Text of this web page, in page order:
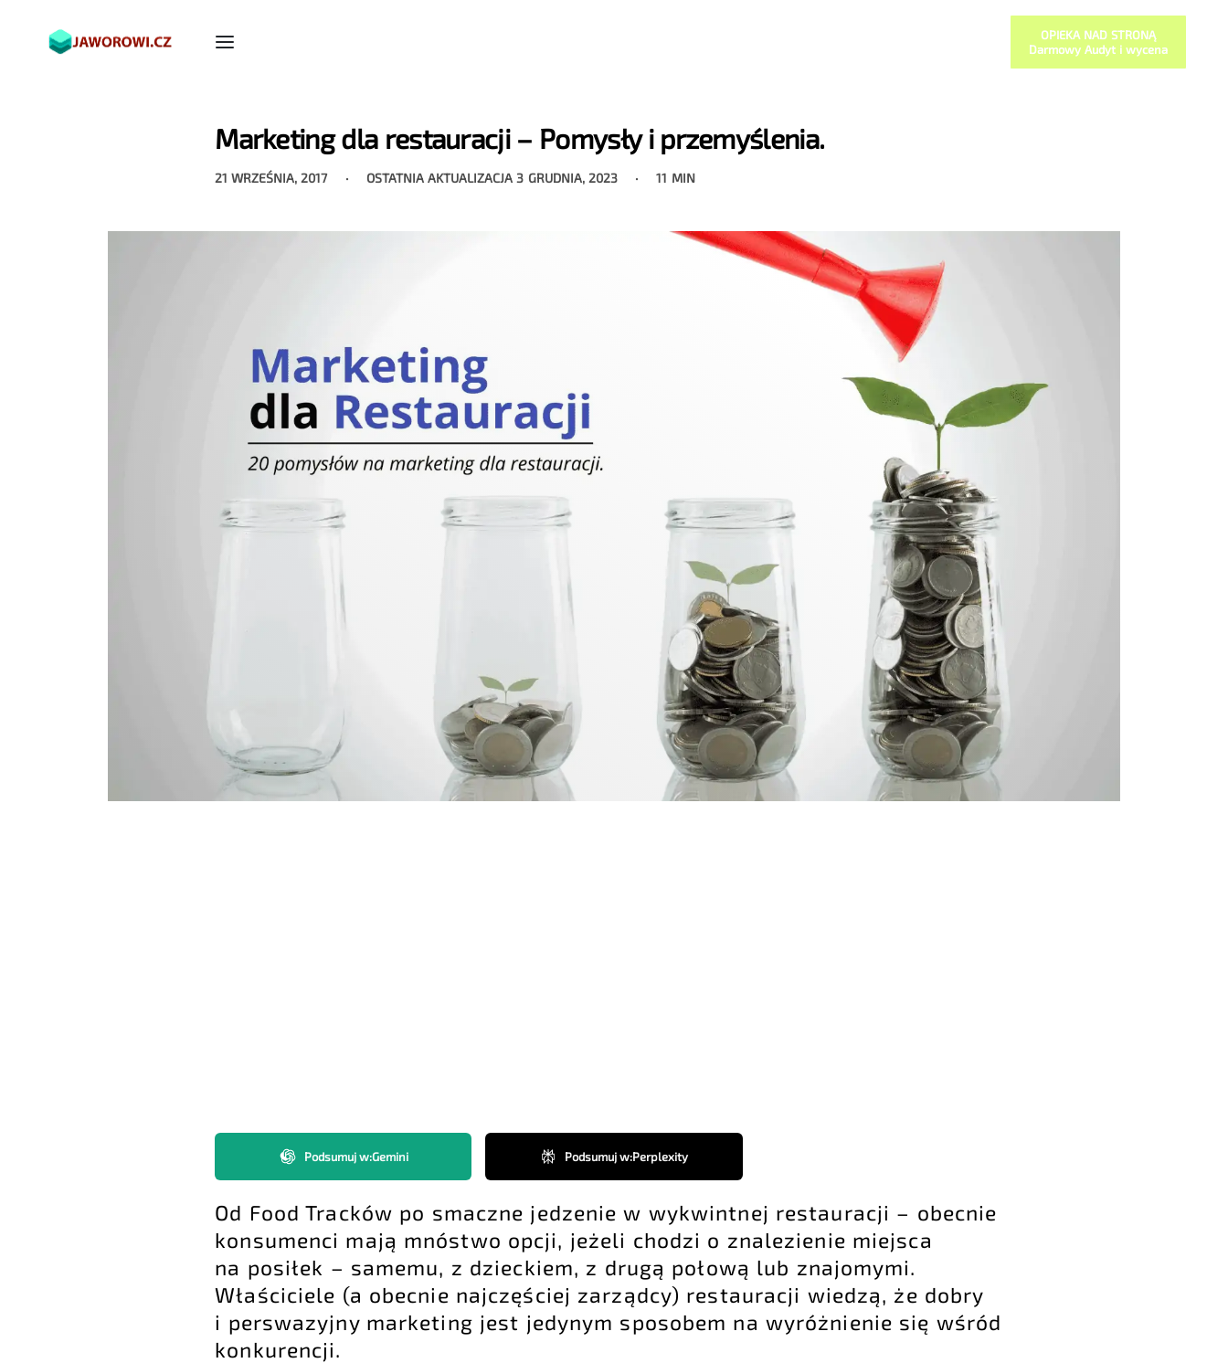
OPIEKA NAD STRONĄ
Darmowy Audyt i wycena
Marketing dla restauracji – Pomysły i przemyślenia.
21 WRZEŚNIA, 2017 OSTATNIA AKTUALIZACJA 3 GRUDNIA, 2023 11 MIN
Podsumuj w:Gemini Podsumuj w:Perplexity
Od Food Tracków po smaczne jedzenie w wykwintnej restauracji – obecnie
konsumenci mają mnóstwo opcji, jeżeli chodzi o znalezienie miejsca
na posiłek – samemu, z dzieckiem, z drugą połową lub znajomymi.
Właściciele (a obecnie najczęściej zarządcy) restauracji wiedzą, że dobry
i perswazyjny marketing jest jedynym sposobem na wyróżnienie się wśród
konkurencji.